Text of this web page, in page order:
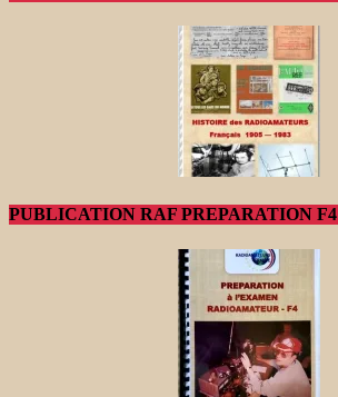
PUBLICATION RAF PREPARATION F4